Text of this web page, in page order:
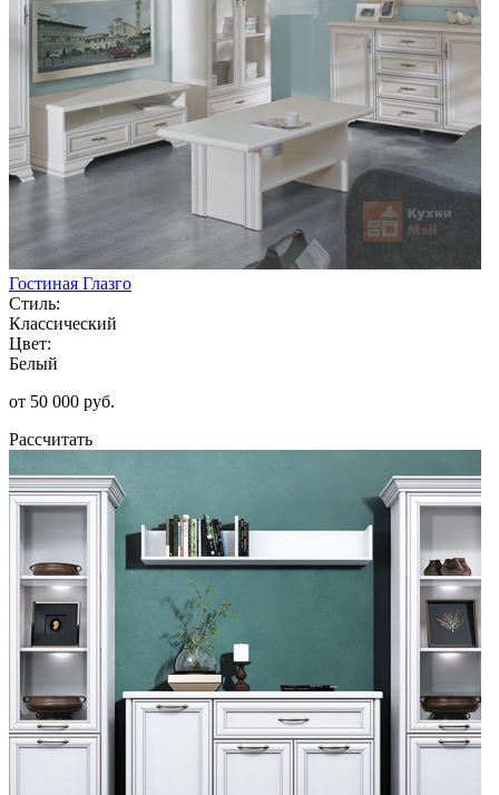
Гостиная Глазго
Стиль:
Классический
Цвет:
Белый
от 50 000 руб.
Рассчитать